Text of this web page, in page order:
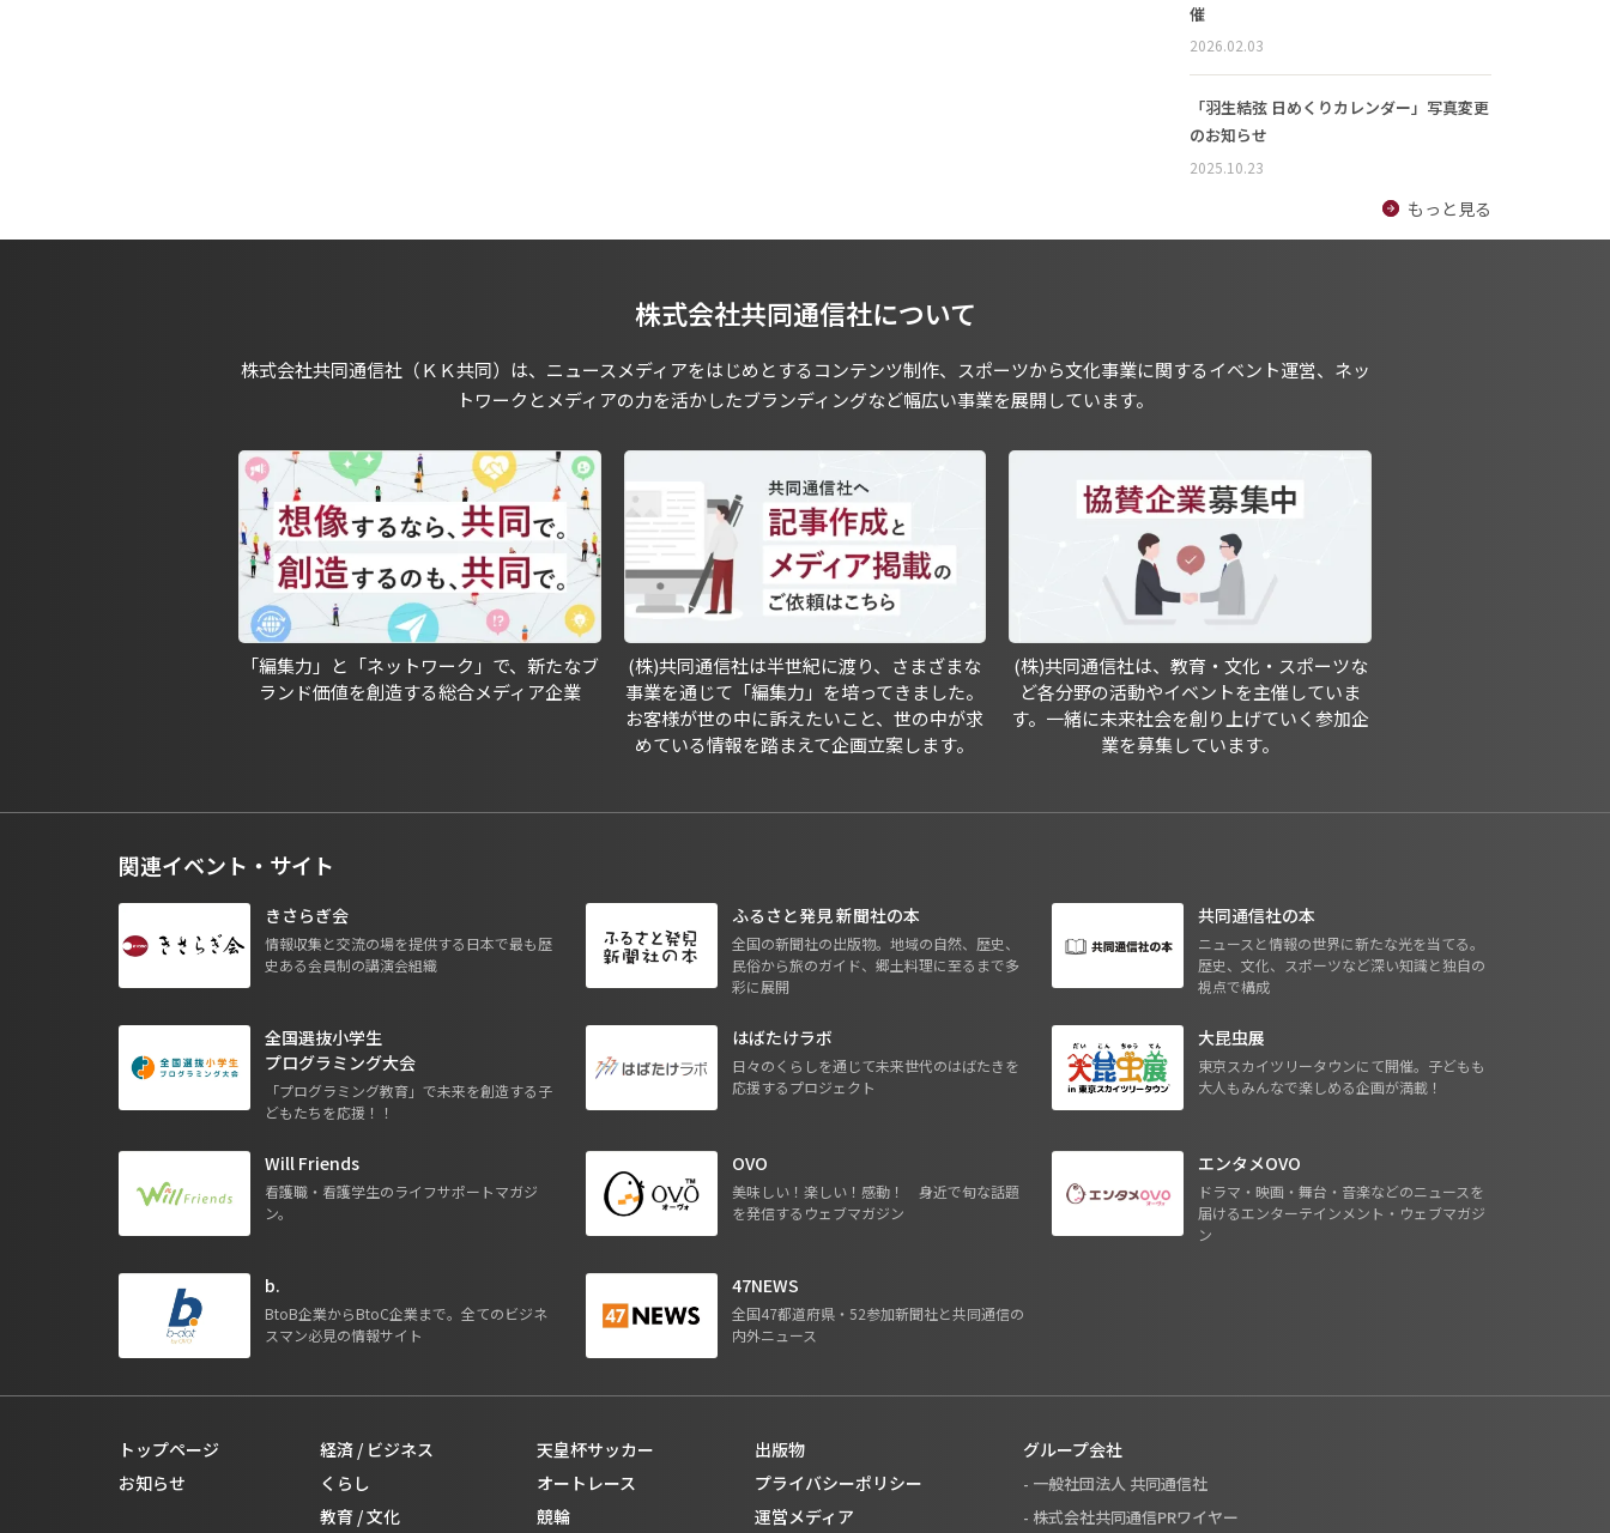
催
2026.02.03
「羽生結弦 日めくりカレンダー」写真変更
のお知らせ
2025.10.23
もっと見る
株式会社共同通信社について
株式会社共同通信社（ＫＫ共同）は、ニュースメディアをはじめとするコンテンツ制作、スポーツから文化事業に関するイベント運営、ネッ
トワークとメディアの力を活かしたブランディングなど幅広い事業を展開しています。
「編集力」と「ネットワーク」で、新たなブ
ランド価値を創造する総合メディア企業
(株)共同通信社は半世紀に渡り、さまざまな
事業を通じて「編集力」を培ってきました。
お客様が世の中に訴えたいこと、世の中が求
めている情報を踏まえて企画立案します。
(株)共同通信社は、教育・文化・スポーツな
ど各分野の活動やイベントを主催していま
す。一緒に未来社会を創り上げていく参加企
業を募集しています。
関連イベント・サイト
きさらぎ会
情報収集と交流の場を提供する日本で最も歴
史ある会員制の講演会組織
ふるさと発見 新聞社の本
全国の新聞社の出版物。地域の自然、歴史、
民俗から旅のガイド、郷土料理に至るまで多
彩に展開
共同通信社の本
ニュースと情報の世界に新たな光を当てる。
歴史、文化、スポーツなど深い知識と独自の
視点で構成
全国選抜小学生
プログラミング大会
「プログラミング教育」で未来を創造する子
どもたちを応援！！
はばたけラボ
日々のくらしを通じて未来世代のはばたきを
応援するプロジェクト
大昆虫展
東京スカイツリータウンにて開催。子どもも
大人もみんなで楽しめる企画が満載！
Will Friends
看護職・看護学生のライフサポートマガジ
ン。
OVO
美味しい！楽しい！感動！ 身近で旬な話題
を発信するウェブマガジン
エンタメOVO
ドラマ・映画・舞台・音楽などのニュースを
届けるエンターテインメント・ウェブマガジ
ン
b.
BtoB企業からBtoC企業まで。全てのビジネ
スマン必見の情報サイト
47NEWS
全国47都道府県・52参加新聞社と共同通信の
内外ニュース
トップページ
お知らせ
経済 / ビジネス
くらし
教育 / 文化
天皇杯サッカー
オートレース
競輪
出版物
プライバシーポリシー
運営メディア
グループ会社
- 一般社団法人 共同通信社
- 株式会社共同通信PRワイヤー